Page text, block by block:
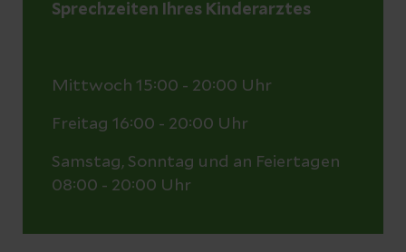
Sprechzeiten Ihres Kinderarztes
Mittwoch 15:00 - 20:00 Uhr
Freitag 16:00 - 20:00 Uhr
Samstag, Sonntag und an Feiertagen
08:00 - 20:00 Uhr